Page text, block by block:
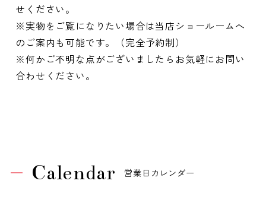
せください。
※実物をご覧になりたい場合は当店ショールームへ
のご案内も可能です。（完全予約制）
※何かご不明な点がございましたらお気軽にお問い
合わせください。
Calendar 営業日カレンダー